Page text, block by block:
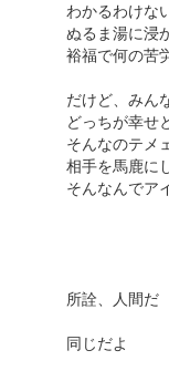
わかるわけな
ぬるま湯に浸
裕福で何の苦
だけど、みん
どっちが幸せ
そんなのテメ
相手を馬鹿に
そんなんでア
所詮、人間だ
同じだよ